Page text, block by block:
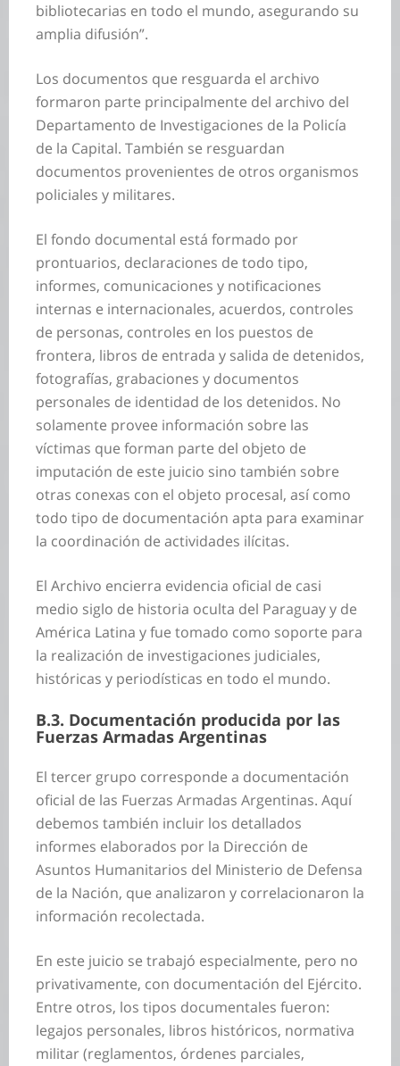
bibliotecarias en todo el mundo, asegurando su
amplia difusión”.
Los documentos que resguarda el archivo
formaron parte principalmente del archivo del
Departamento de Investigaciones de la Policía
de la Capital. También se resguardan
documentos provenientes de otros organismos
policiales y militares.
El fondo documental está formado por
prontuarios, declaraciones de todo tipo,
informes, comunicaciones y notificaciones
internas e internacionales, acuerdos, controles
de personas, controles en los puestos de
frontera, libros de entrada y salida de detenidos,
fotografías, grabaciones y documentos
personales de identidad de los detenidos. No
solamente provee información sobre las
víctimas que forman parte del objeto de
imputación de este juicio sino también sobre
otras conexas con el objeto procesal, así como
todo tipo de documentación apta para examinar
la coordinación de actividades ilícitas.
El Archivo encierra evidencia oficial de casi
medio siglo de historia oculta del Paraguay y de
América Latina y fue tomado como soporte para
la realización de investigaciones judiciales,
históricas y periodísticas en todo el mundo.
B.3. Documentación producida por las
Fuerzas Armadas Argentinas
El tercer grupo corresponde a documentación
oficial de las Fuerzas Armadas Argentinas. Aquí
debemos también incluir los detallados
informes elaborados por la Dirección de
Asuntos Humanitarios del Ministerio de Defensa
de la Nación, que analizaron y correlacionaron la
información recolectada.
En este juicio se trabajó especialmente, pero no
privativamente, con documentación del Ejército.
Entre otros, los tipos documentales fueron:
legajos personales, libros históricos, normativa
militar (reglamentos, órdenes parciales,